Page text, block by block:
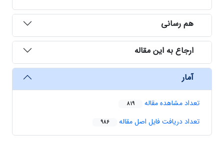
هم رسانی
ارجاع به این مقاله
آمار
تعداد مشاهده مقاله 819
تعداد دریافت فایل اصل مقاله 986